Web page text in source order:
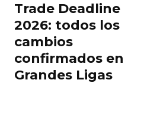
Trade Deadline
2026: todos los
cambios
confirmados en
Grandes Ligas